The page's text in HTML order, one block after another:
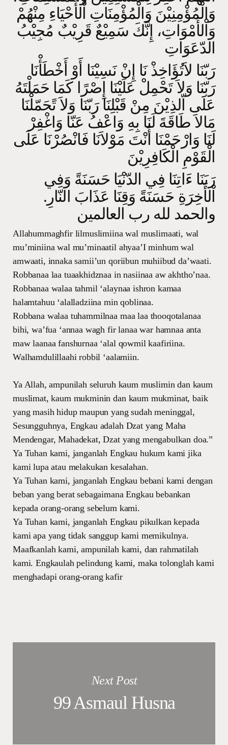
وَالْمُؤْمِنِيْنَ وَالْمُؤْمِنَاتِ اْلأَحْيَاءِ مِنْهُمْ
وَاْلأَمْوَاتِ، إِنَّكَ سَمِيْعٌ قَرِيْبٌ مُجِيْبُ
الدّعَوَاتِ
رَبّنَا لاَتُؤَاخِذْ نَا إِنْ نَسِيْنَا أَوْ أَخْطَأْنَا
رَبّنَا وَلاَ تَحْمِلْ عَلَيْنَا إِصْرًا كَمَا حَمَلْتَهُ
عَلََى اّلذِيْنَ مِنْ قَبْلِنَا رَبّنَا وَلاَ تًحَمّلْنَا
مَالاَ طَاقَةَ لَنَا بِهِ وَاعْفُ عَنّا وَاغْفِرْ
لَنَا وَارْحَمْنَا أَنْتَ مَوْلاَنَا فَانْصُرْنَا عَلَى
الْقَوْمِ الْكَافِرِيْنَ
رَبَنَا ءَاتِنَا فِي الدّنْيَا حَسَنَةً وَفِي
اْلأَخِرَةِ حَسَنَةً وَقِنَا عَذَابَ النّارِ.
والحمد لله رب العالمين
Allahummaghfir lilmuslimiina wal muslimaati, wal
mu’miniina wal mu’minaatil ahyaa’I minhum wal
amwaati, innaka samii’un qoriibun muhiibud da’waati.
Robbanaa laa tuaakhidznaa in nasiinaa aw akhtho’naa.
Robbanaa walaa tahmil ‘alaynaa ishron kamaa
halamtahuu ‘alalladziina min qoblinaa.
Robbana walaa tuhammilnaa maa laa thooqotalanaa
bihi, wa’fua ‘annaa wagh fir lanaa war hamnaa anta
maw laanaa fanshurnaa ‘alal qowmil kaafiriina.
Walhamdulillaahi robbil ‘aalamiin.
Ya Allah, ampunilah seluruh kaum muslimin dan kaum
muslimat, kaum mukminin dan kaum mukminat, baik
yang masih hidup maupun yang sudah meninggal,
Sesungguhnya, Engkau adalah Dzat yang Maha
Mendengar, Mahadekat, Dzat yang mengabulkan doa.”
Ya Tuhan kami, janganlah Engkau hukum kami jika
kami lupa atau melakukan kesalahan.
Ya Tuhan kami, janganlah Engkau bebani kami dengan
beban yang berat sebagaimana Engkau bebankan
kepada orang-orang sebelum kami.
Ya Tuhan kami, janganlah Engkau pikulkan kepada
kami apa yang tidak sanggup kami memikulnya.
Maafkanlah kami, ampunilah kami, dan rahmatilah
kami. Engkaulah pelindung kami, maka tolonglah kami
menghadapi orang-orang kafir
Next Post
99 Asmaul Husna